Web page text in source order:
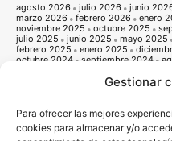
Gestionar
Para ofrecer las mejores
cookies para almacenar y/o
agosto 2026 julio 2026 junio
marzo 2026
febrero 2026 enero
noviembre 2025
octubre 2025
julio 2025
junio 2025 mayo 2025
febrero 2025
enero 2025
octubre 2024
septiembre 2024
noviembre 2023
julio 2023 junio 2023
noviembre 2022
octubre 2022
julio 2022
junio 2022 mayo 2022
febrero 2022
enero 2022